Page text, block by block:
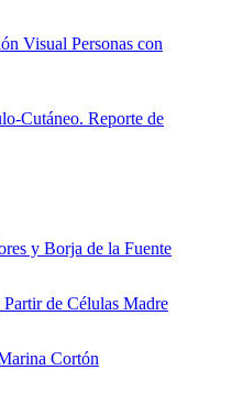
Visual Personas con
Cutáneo. Reporte de
y Borja de la Fuente
de Células Madre
Cortón